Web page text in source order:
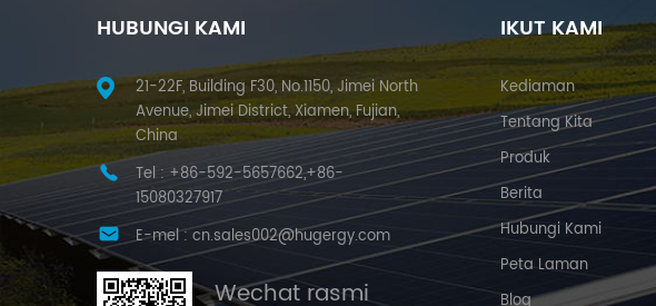
HUBUNGI KAMI
21-22F, Building F30, No.1150, Jimei North
Avenue, Jimei District, Xiamen, Fujian,
China
Tel : +86-592-5657662,+86-
15080327917
E-mel :cn.sales002@hugergy.com
Wechat rasmi
IKUT KAMI
Kediaman
Tentang Kita
Produk
Berita
Hubungi Kami
Peta Laman
Blog